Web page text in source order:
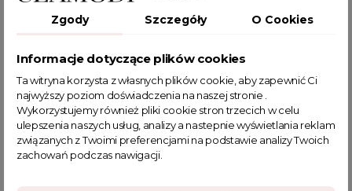
Bluzy Oversize Bluzy Wzorzyste Bluzy Przez Głowę
POWIĄZANE TAGI
bluza luźna bluza styl moda
Zgody Szczegóły O Cookies
Informacje dotyczące plików cookies
Ta witryna korzysta z własnych plików cookie, aby zapewnić Ci
najwyższy poziom doświadczenia na naszej stronie .
Wykorzystujemy również pliki cookie stron trzecich w celu
ulepszenia naszych usług, analizy a nastepnie wyświetlania reklam
związanych z Twoimi preferencjami na podstawie analizy Twoich
zachowań podczas nawigacji.